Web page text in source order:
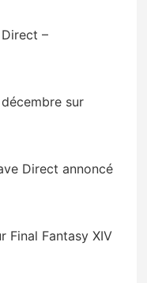
Direct –
sur
Direct annoncé
Final Fantasy XIV